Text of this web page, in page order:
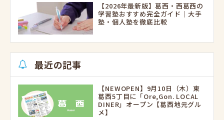
【2026年最新版】葛西・西葛西の
学習塾おすすめ完全ガイド｜大手
塾・個人塾を徹底比較
最近の記事
【NEWOPEN】9月10日（木）東
葛西5丁目に「Ore,Gon. LOCAL
DINER」オープン【葛西地元グル
メ】